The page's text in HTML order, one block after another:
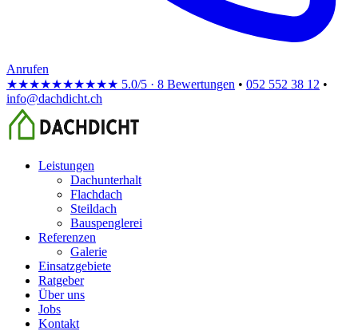
Anrufen
★★★★★★★★★★ 5.0/5 · 8 Bewertungen • 052 552 38 12 •
info@dachdicht.ch
Leistungen
Dachunterhalt
Flachdach
Steildach
Bauspenglerei
Referenzen
Galerie
Einsatzgebiete
Ratgeber
Über uns
Jobs
Kontakt